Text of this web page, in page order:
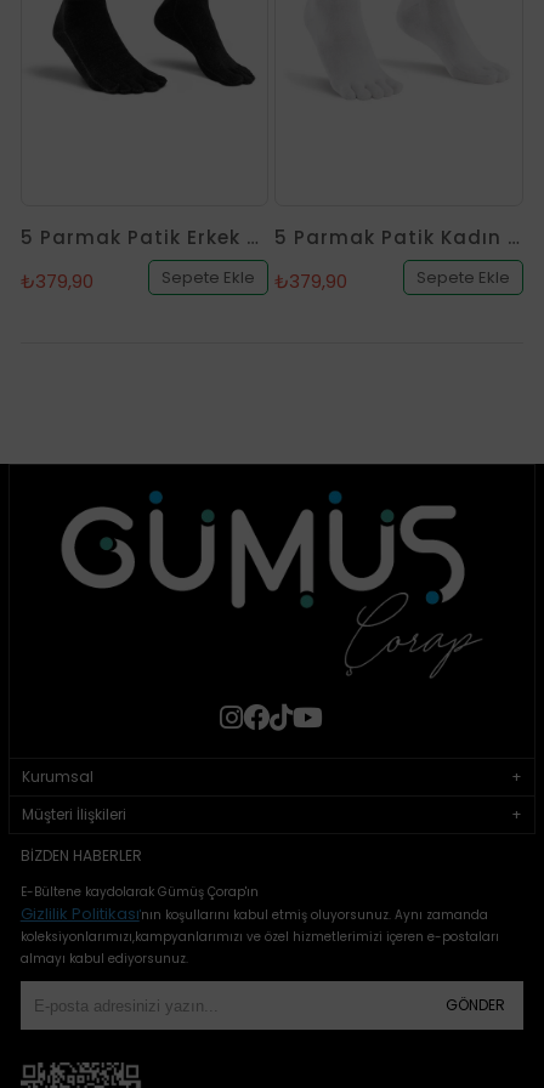
5 Parmak Patik Erkek Siyah Gümüş Çorap
₺379,90
Sepete Ekle
5 Parmak Patik Kadın Beyaz Gümüş Çorap
₺379,90
Sepete Ekle
Kurumsal
Müşteri İlişkileri
BIZDEN HABERLER
E-Bültene kaydolarak Gümüş Çorap'ın
Gizlilik Politikası'nın koşullarını kabul etmiş oluyorsunuz. Aynı zamanda
koleksiyonlarımızı,kampyanlarımızı ve özel hizmetlerimizi içeren e-postaları
almayı kabul ediyorsunuz.
GÖNDER